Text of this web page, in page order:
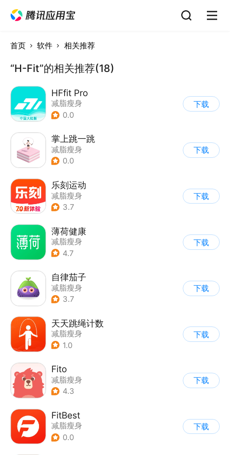
首页 软件 相关推荐
“H-Fit”的相关推荐(18)
HFfit Pro
减脂瘦身
0.0
下载
掌上跳一跳
减脂瘦身
0.0
下载
乐刻运动
减脂瘦身
3.7
下载
薄荷健康
减脂瘦身
4.7
下载
自律茄子
减脂瘦身
3.7
下载
天天跳绳计数
减脂瘦身
1.0
下载
Fito
减脂瘦身
4.3
下载
FitBest
减脂瘦身
0.0
下载